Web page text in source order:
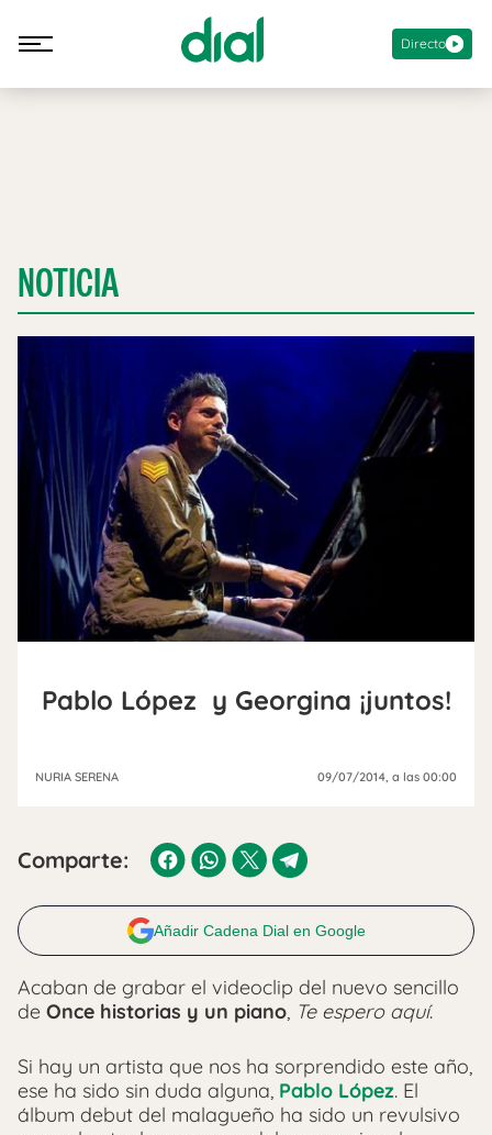
Directo
NOTICIA
Pablo López y Georgina ¡juntos!
NURIA SERENA 09/07/2014 , a las 00:00
Comparte:
Añadir Cadena Dial en Google
Acaban de grabar el videoclip del nuevo sencillo
de Once historias y un piano, Te espero aquí.
Si hay un artista que nos ha sorprendido este año,
ese ha sido sin duda alguna, Pablo López. El
álbum debut del malagueño ha sido un revulsivo